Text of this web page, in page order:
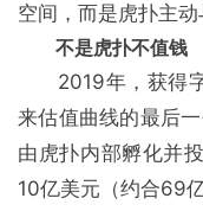
空间，而是虎扑主动
不是虎扑不值钱
2019年，获得
来估值曲线的最后
由虎扑内部孵化并
10亿美元（约合69